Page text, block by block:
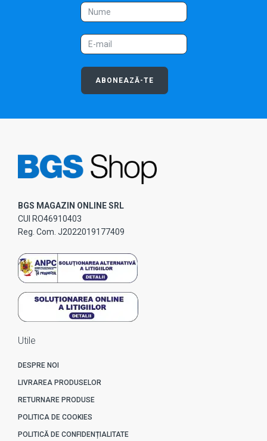
ABONEAZĂ-TE
BGS MAGAZIN ONLINE SRL
CUI RO46910403
Reg. Com. J2022019177409
Utile
DESPRE NOI
LIVRAREA PRODUSELOR
RETURNARE PRODUSE
POLITICA DE COOKIES
POLITICĂ DE CONFIDENȚIALITATE